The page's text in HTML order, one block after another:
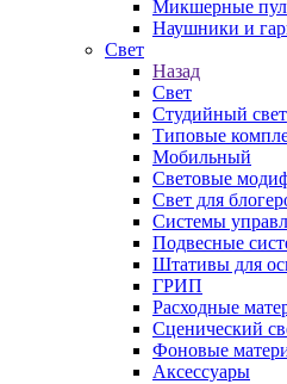
Микшерные
Наушники и
Свет
Назад
Свет
Студийный свет
Типовые
Мобильный
Световые
Свет для
Системы
Подвесные
Штативы для
ГРИП
Расходные
Сценический
Фоновые
Аксессуары